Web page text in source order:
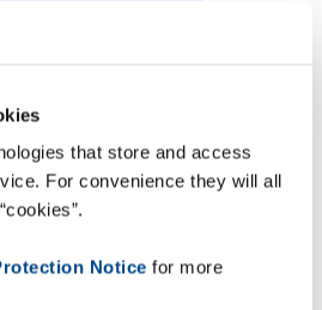
that store and access
For convenience they will all
Notice for more
zichzelf
jaar zal
zegt
A&E